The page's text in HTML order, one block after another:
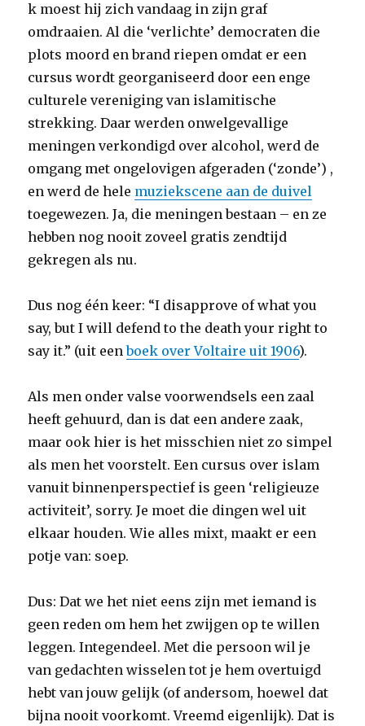
k moest hij zich vandaag in zijn graf
omdraaien. Al die ‘verlichte’ democraten die
plots moord en brand riepen omdat er een
cursus wordt georganiseerd door een enge
culturele vereniging van islamitische
strekking. Daar werden onwelgevallige
meningen verkondigd over alcohol, werd de
omgang met ongelovigen afgeraden (‘zonde’) ,
en werd de hele muziekscene aan de duivel
toegewezen. Ja, die meningen bestaan – en ze
hebben nog nooit zoveel gratis zendtijd
gekregen als nu.
Dus nog één keer: “I disapprove of what you
say, but I will defend to the death your right to
say it.” (uit eenboek over Voltaire uit 1906).
Als men onder valse voorwendsels een zaal
heeft gehuurd, dan is dat een andere zaak,
maar ook hier is het misschien niet zo simpel
als men het voorstelt. Een cursus over islam
vanuit binnenperspectief is geen ‘religieuze
activiteit’, sorry. Je moet die dingen wel uit
elkaar houden. Wie alles mixt, maakt er een
potje van: soep.
Dus: Dat we het niet eens zijn met iemand is
geen reden om hem het zwijgen op te willen
leggen. Integendeel. Met die persoon wil je
van gedachten wisselen tot je hem overtuigd
hebt van jouw gelijk (of andersom, hoewel dat
bijna nooit voorkomt. Vreemd eigenlijk). Dat is